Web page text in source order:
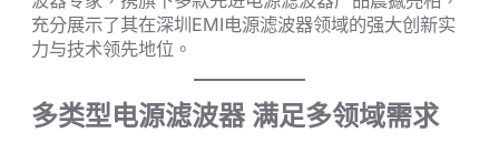
充分展示了其在深圳EMI电源滤波器领域的强大创新实
力与技术领先地位。
多类型电源滤波器 满足多领域需求